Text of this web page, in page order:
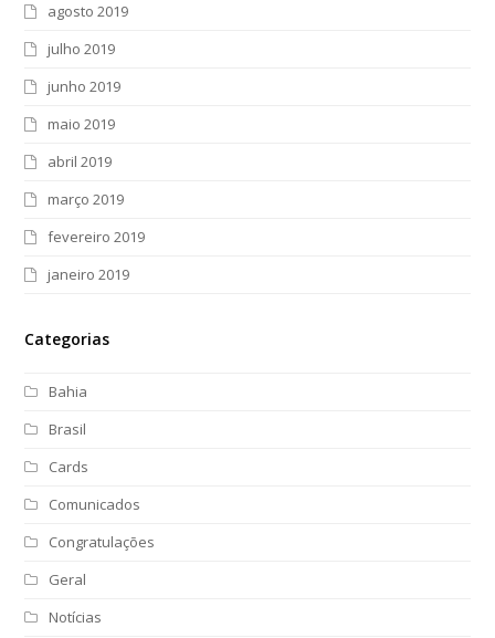
agosto 2019
julho 2019
junho 2019
maio 2019
abril 2019
março 2019
fevereiro 2019
janeiro 2019
Categorias
Bahia
Brasil
Cards
Comunicados
Congratulações
Geral
Notícias